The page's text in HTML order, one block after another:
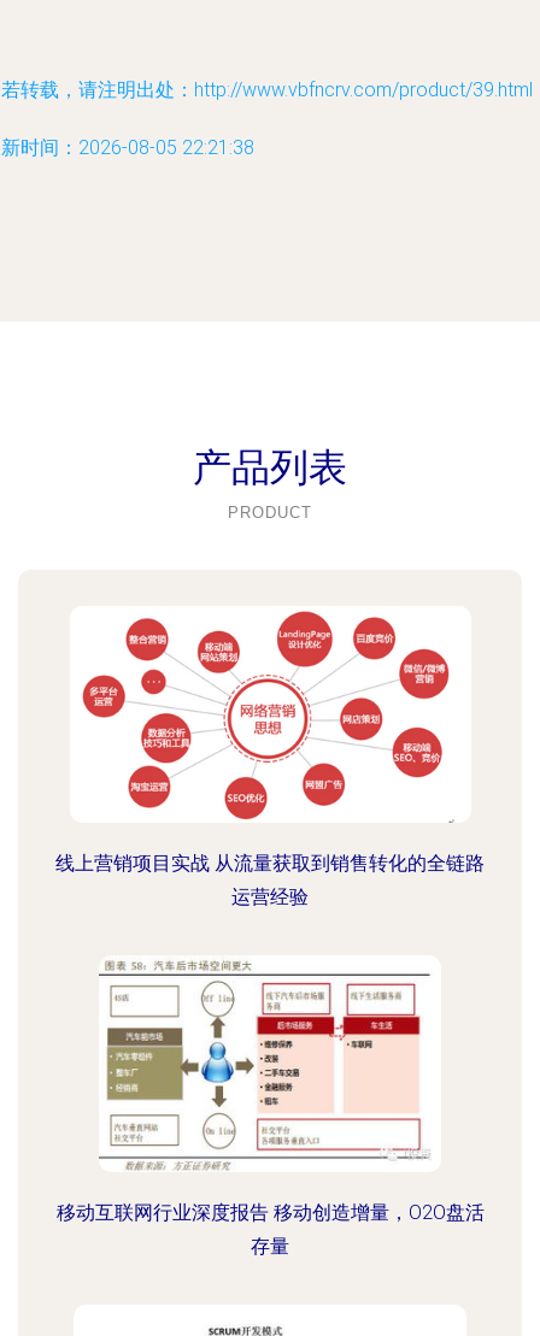
转载，请注明出处：http://www.vbfncrv.com/product/39.html
时间：2026-08-05 22:21:38
产品列表
PRODUCT
线上营销项目实战 从流量获取到销售转化的全链路
运营经验
移动互联网行业深度报告 移动创造增量，O2O盘活
存量